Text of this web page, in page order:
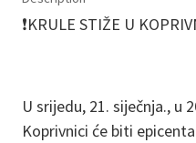
❗️KRULE STIŽE U
U srijedu, 21. siječnja., u
Koprivnici će biti